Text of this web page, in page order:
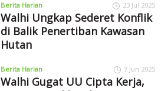
Berita Harian 23 Jul 2025
Walhi Ungkap Sederet Konflik
di Balik Penertiban Kawasan
Hutan
Berita Harian 7 Jun 2025
Walhi Gugat UU Cipta Kerja,